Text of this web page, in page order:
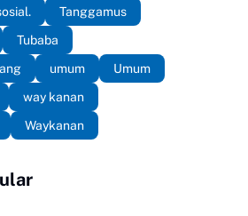
Tanggamus
Tubaba
umum
Umum
way kanan
Waykanan